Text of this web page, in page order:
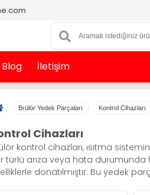
Blog İletişim
Brülör Yedek Parçaları Kontrol Cihazları
Cihazları
kontrol cihazları, ısıtma
türlü arıza veya hata durumunda
donatılmıştır. Bu yedek